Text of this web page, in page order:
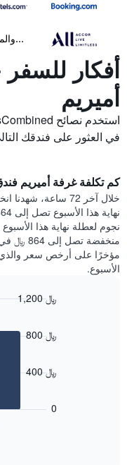
أفكار
أميريم
في العثور على فندقك
كم تكلفة غرفة أميريم
خلال آخر 72
نجوم لعطلة نهاية هذا
الأسبوع.
0
400 ﷼
800 ﷼
1,200 ﷼